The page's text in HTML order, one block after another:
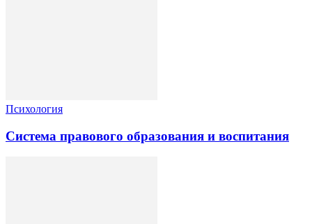
Психология
Система правового образования и воспитания